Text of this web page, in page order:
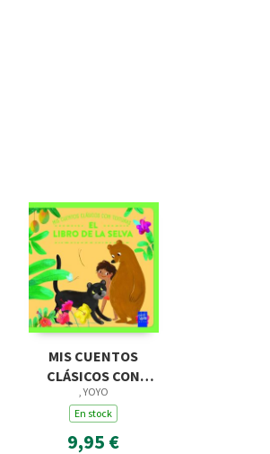
MIS CUENTOS
CLÁSICOS CON
TEXTURAS. EL LIBRO
DE LA SELVA
, YOYO
En stock
9,95 €